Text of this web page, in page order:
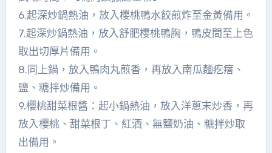
6.起深炒鍋熱油，放入櫻桃鴨水餃煎炸至金黃備用。
7.起深炒鍋熱油，放入舒肥櫻桃鴨胸，鴨皮間至上色
取出切厚片備用。
8.同上鍋，放入鴨肉丸煎香，再放入南瓜麵疙瘩、
鹽、糖拌炒備用。
9.櫻桃甜菜根醬：起小鍋熱油，放入洋蔥末炒香，再
放入櫻桃、甜菜根丁、紅酒、無鹽奶油、糖拌炒取
出備用。